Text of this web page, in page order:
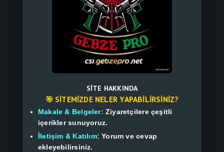
SITE HAKKINDA
🎯 SITEMIZDE NELER YAPABILIRSINIZ?
Makale & Belgeler: Ziyaretçilere çeşitli
içerikler sunuyoruz.
İletişim & Katılım: Yorum ve cevap
ekleyebilirsiniz.